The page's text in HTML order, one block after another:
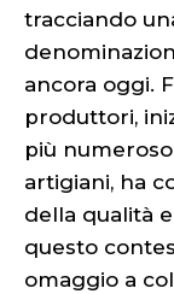
tracciando
ancora oggi.
produttori,
più
artigiani, ha
della qualità
questo
omaggio a